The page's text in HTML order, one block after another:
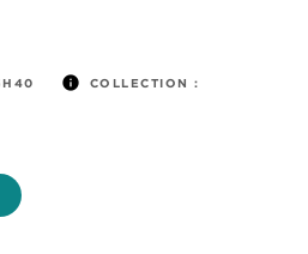
info
COLLECTION :